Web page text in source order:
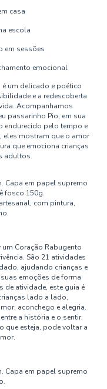
casa
escola
em sessões
emocional
é um delicado e poético
e a redescoberta
Acompanhamos
passarinho Pio, em sua
endurecido pelo tempo e
eles mostram que o amor
que emociona crianças
adultos.
Capa em papel supremo
fosco 150g.
com pintura,
Coração Rabugento
São 21 atividades
ajudando crianças e
emoções de forma
de atividade, este guia é
lado a lado,
aconchego e alegria.
a história e o sentir.
que esteja, pode voltar a
Capa em papel supremo